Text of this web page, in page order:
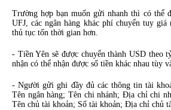
Trường hợp bạn muốn gửi nhanh thì có thể
UFJ, các ngân hàng khác phí chuyển tuy
thủ tục tốn thời gian hơn.
- Tiền Yên sẽ được chuyển thành USD theo
nhận có thể nhận được số tiền khác nhau tùy
- Người gửi ghi đầy đủ các thông tin tài
Tên ngân hàng; Tên chi nhánh; Địa chỉ chi
Tên chủ tài khoản; Số tài khoản; Địa chỉ chủ